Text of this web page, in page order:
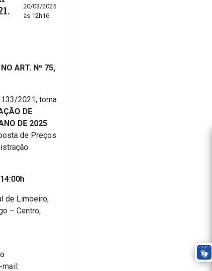
20/03/2025
às 12h16
ART. Nº 75,
2021, torna
DE
DE 2025
de Preços
de Limoeiro,
– Centro,